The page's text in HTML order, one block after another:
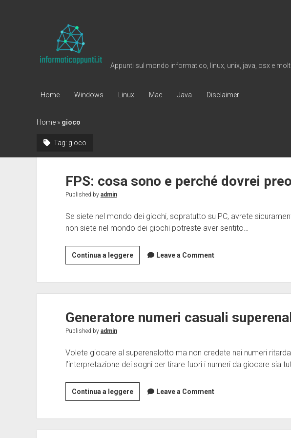
Informaticappunti
Appunti sul mondo informatico, linux, unix, java, osx e
Home Windows Linux Mac Java Disclaimer
Home» gioco
Tag: gioco
FPS: cosa sono e perché dovrei
Published by admin
Se siete nel mondo dei giochi, sopratutto su PC, avrete
non siete nel mondo dei giochi potreste aver sentito…
Continua a leggereFPS:
cosa
dovrei
Leave a Comment
Generatore numeri casuali
Published by admin
Volete giocare al superenalotto ma non credete nei numeri
l’interpretazione dei sogni per tirare fuori i numeri da giocare sia
Continua a leggereGeneratore
numeri
Leave a Comment